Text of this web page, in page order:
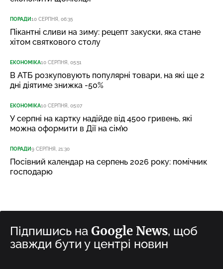
ПОРАДИ10 СЕРПНЯ, 06:35
Пікантні сливи на зиму: рецепт закуски, яка стане
хітом святкового столу
ЕКОНОМІКА10 СЕРПНЯ, 05:51
В АТБ розкуповують популярні товари, на які ще 2
дні діятиме знижка -50%
ЕКОНОМІКА10 СЕРПНЯ, 05:07
У серпні на картку надійде від 4500 гривень, які
можна оформити в Дії на сім’ю
ПОРАДИ9 СЕРПНЯ, 21:30
Посівний календар на серпень 2026 року: помічник
господарю
Підпишись на Google News, щоб
завжди бути у центрі новин